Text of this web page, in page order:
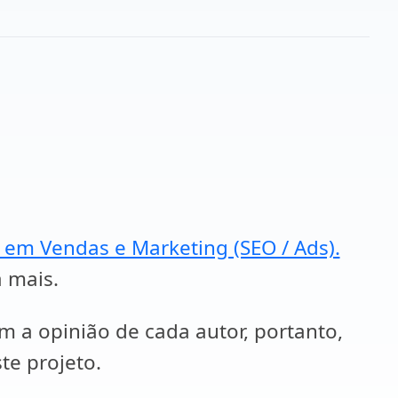
Vendas e Marketing (SEO / Ads).
mais.
a opinião de cada autor, portanto,
projeto.